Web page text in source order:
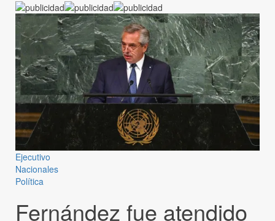
Ejecutivo
Nacionales
Política
Fernández fue atendido